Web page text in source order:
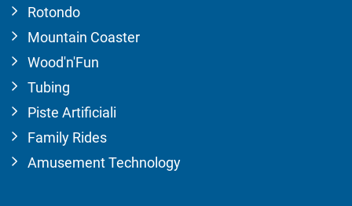
Rotondo
Mountain Coaster
Wood'n'Fun
Tubing
Piste Artificiali
Family Rides
Amusement Technology